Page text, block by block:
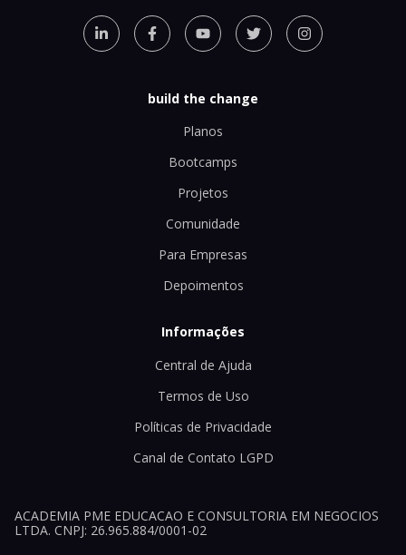
build the change
Planos
Bootcamps
Projetos
Comunidade
Para Empresas
Depoimentos
Informações
Central de Ajuda
Termos de Uso
Políticas de Privacidade
Canal de Contato LGPD
ACADEMIA PME EDUCACAO E CONSULTORIA EM NEGOCIOS
LTDA. CNPJ: 26.965.884/0001-02